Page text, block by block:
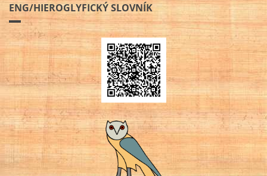
ENG/HIEROGLYFICKÝ SLOVNÍK